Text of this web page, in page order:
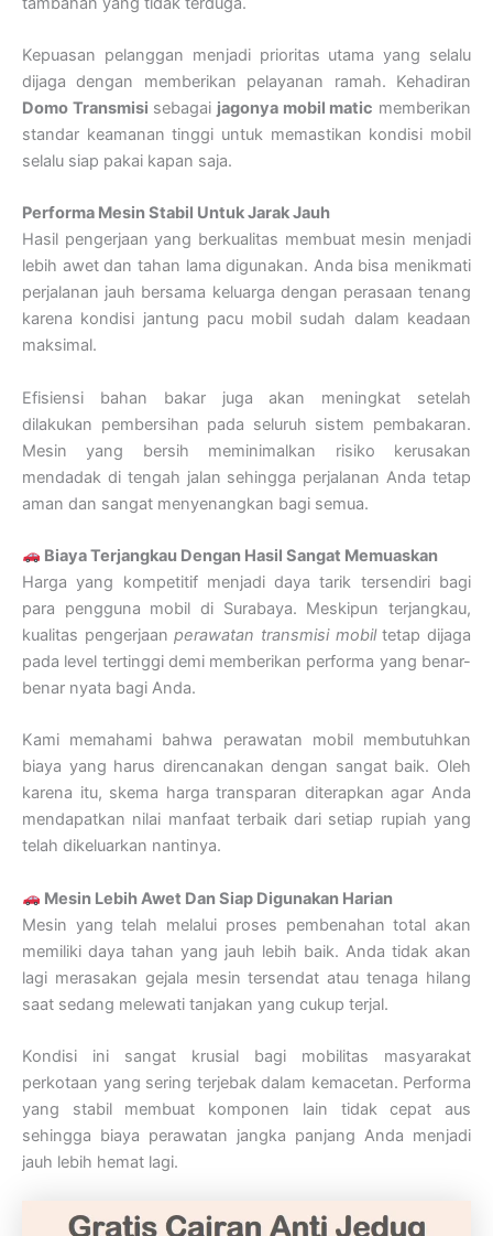
Kepuasan pelanggan menjadi prioritas utama yang selalu
dijaga dengan memberikan pelayanan ramah. Kehadiran
Domo Transmisi sebagai jagonya mobil matic memberikan
standar keamanan tinggi untuk memastikan kondisi mobil
selalu siap pakai kapan saja.
Performa Mesin Stabil Untuk Jarak Jauh
Hasil pengerjaan yang berkualitas membuat mesin menjadi
lebih awet dan tahan lama digunakan. Anda bisa menikmati
perjalanan jauh bersama keluarga dengan perasaan tenang
karena kondisi jantung pacu mobil sudah dalam keadaan
maksimal.
Efisiensi bahan bakar juga akan meningkat setelah
dilakukan pembersihan pada seluruh sistem pembakaran.
Mesin yang bersih meminimalkan risiko kerusakan
mendadak di tengah jalan sehingga perjalanan Anda tetap
aman dan sangat menyenangkan bagi semua.
Biaya Terjangkau Dengan Hasil Sangat Memuaskan
Harga yang kompetitif menjadi daya tarik tersendiri bagi
para pengguna mobil di Surabaya. Meskipun terjangkau,
kualitas pengerjaanperawatan transmisi mobiltetap dijaga
pada level tertinggi demi memberikan performa yang benar-
benar nyata bagi Anda.
Kami memahami bahwa perawatan mobil membutuhkan
biaya yang harus direncanakan dengan sangat baik. Oleh
karena itu, skema harga transparan diterapkan agar Anda
mendapatkan nilai manfaat terbaik dari setiap rupiah yang
telah dikeluarkan nantinya.
Mesin Lebih Awet Dan Siap Digunakan Harian
Mesin yang telah melalui proses pembenahan total akan
memiliki daya tahan yang jauh lebih baik. Anda tidak akan
lagi merasakan gejala mesin tersendat atau tenaga hilang
saat sedang melewati tanjakan yang cukup terjal.
Kondisi ini sangat krusial bagi mobilitas masyarakat
perkotaan yang sering terjebak dalam kemacetan. Performa
yang stabil membuat komponen lain tidak cepat aus
sehingga biaya perawatan jangka panjang Anda menjadi
jauh lebih hemat lagi.